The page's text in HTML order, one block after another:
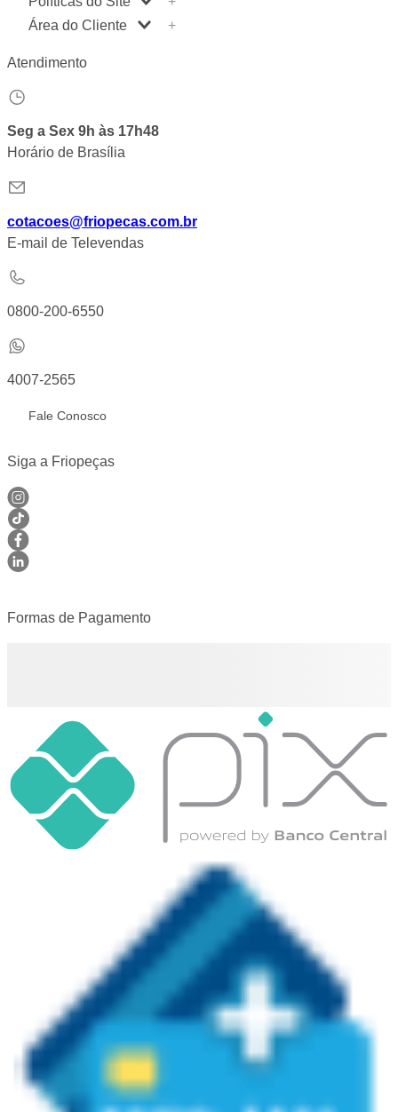
Nossas Lojas
VRF
Relação com Investidor
Política de Entrega
Política de Pagamento
Área do Cliente +
Meus Pedidos
Orçamentos
Atendimento
Seg a Sex 9h às 17h48
Horário de Brasília
cotacoes@friopecas.com.br
E-mail de Televendas
0800-200-6550
4007-2565
Fale Conosco
Siga a Friopeças
Formas de Pagamento